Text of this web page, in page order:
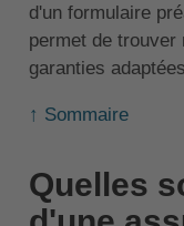
d'un formulaire
permet de trouver
garanties
↑ Sommaire
Quelles